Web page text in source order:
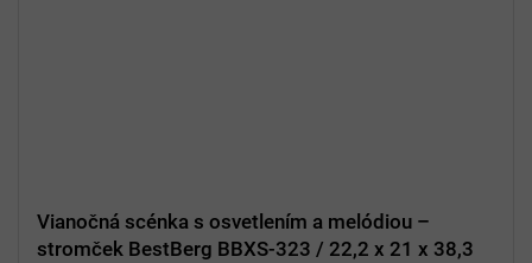
Vianočná scénka s osvetlením a melódiou –
stromček BestBerg BBXS-323 / 22,2 x 21 x 38,3